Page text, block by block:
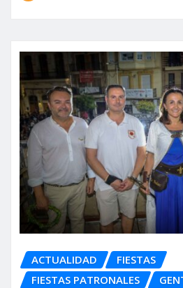
ACTUALIDAD
FIESTAS
FIESTAS PATRONALES